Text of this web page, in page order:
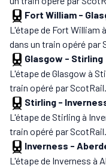
Fort William -
L'étape de Fort William
dans un train opéré par
Glasgow - Stirling
L'étape de Glasgow à
train opéré par ScotRail.
Stirling -
L'étape de Stirling à
train opéré par ScotRail.
Inverness -
L'étape de Inverness à